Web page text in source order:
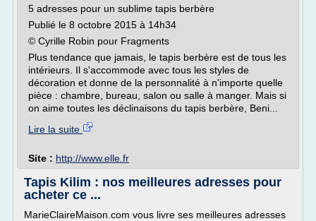
5 adresses pour un sublime tapis berbère
Publié le 8 octobre 2015 à 14h34
© Cyrille Robin pour Fragments
Plus tendance que jamais, le tapis berbère est de tous les
intérieurs. Il s'accommode avec tous les styles de
décoration et donne de la personnalité à n'importe quelle
pièce : chambre, bureau, salon ou salle à manger. Mais si
on aime toutes les déclinaisons du tapis berbère, Beni...
Lire la suite
Site : http://www.elle.fr
Tapis Kilim : nos meilleures adresses pour
acheter ce ...
MarieClaireMaison.com vous livre ses meilleures adresses